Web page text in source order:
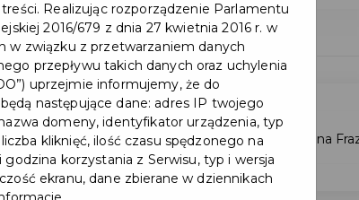
uchwalenia Konstytucji 3 Maja
Realizując rozporządzenie Parlamentu
2016/679 z dnia 27 kwietnia 2016 r. w
w związku z przetwarzaniem danych
przepływu takich danych oraz uchylenia
uprzejmie informujemy, że do
następujące dane: adres IP twojego
domeny, identyfikator urządzenia, typ
kliknięć, ilość czasu spędzonego na
korzystania z Serwisu, typ i wersja
ekranu, dane zbierane w dziennikach